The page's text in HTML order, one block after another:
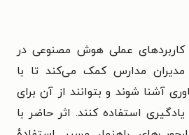
کاربردهای عملی هوش مصنوعی در
مدارس کمک می‌کند تا با
آشنا شوند و بتوانند از آن برای
استفاده کنند. اثر حاضر با